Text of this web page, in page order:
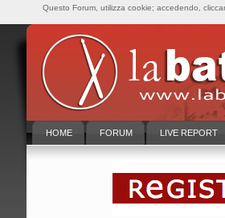
HOME FORUM LIVE REPORT
Questo Forum, utilizza cookie; accedendo,